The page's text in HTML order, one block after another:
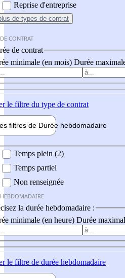
Reprise d'entreprise
de types de contrat
CONTRAT
de contrat
minimale (en mois) Durée
le filtre du type de contrat
filtres de Durée hebdomadaire
Temps plein (2)
Temps partiel
Non renseignée
la durée hebdomadaire :
minimale (en heure) Durée
le filtre de durée hebdomadaire